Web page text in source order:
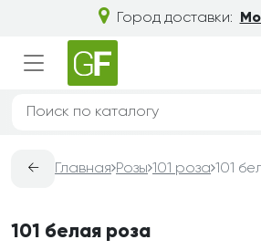
Город доставки:
← Главная Розы 101 роза 101
101 белая роза